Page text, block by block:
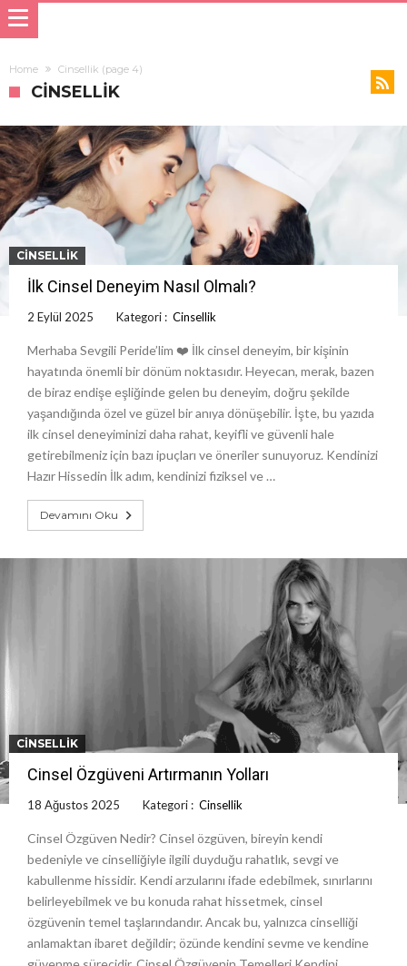
Home Cinsellik (page 4)
CINSELLIK
CINSELLIK
İlk Cinsel Deneyim Nasıl Olmalı?
2 Eylül 2025 Kategori : Cinsellik
Merhaba Sevgili Peride’lim ❤️ İlk cinsel deneyim, bir kişinin
hayatında önemli bir dönüm noktasıdır. Heyecan, merak, bazen
de biraz endişe eşliğinde gelen bu deneyim, doğru şekilde
yaşandığında özel ve güzel bir anıya dönüşebilir. İşte, bu yazıda
ilk cinsel deneyiminizi daha rahat, keyifli ve güvenli hale
getirebilmeniz için bazı ipuçları ve öneriler sunuyoruz. Kendinizi
Hazır Hissedin İlk adım, kendinizi fiziksel ve …
Devamını Oku
CINSELLIK
Cinsel Özgüveni Artırmanın Yolları
18 Ağustos 2025 Kategori : Cinsellik
Cinsel Özgüven Nedir? Cinsel özgüven, bireyin kendi
bedeniyle ve cinselliğiyle ilgili duyduğu rahatlık, sevgi ve
kabullenme hissidir. Kendi arzularını ifade edebilmek, sınırlarını
belirleyebilmek ve bu konuda rahat hissetmek, cinsel
özgüvenin temel taşlarındandır. Ancak bu, yalnızca cinselliği
anlamaktan ibaret değildir; özünde kendini sevme ve kendine